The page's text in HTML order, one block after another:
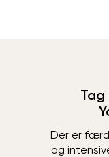
Tag
Der er
og